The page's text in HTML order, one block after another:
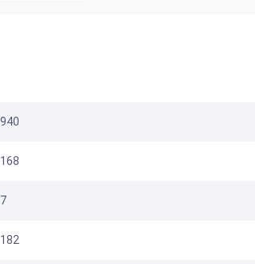
940
168
7
182